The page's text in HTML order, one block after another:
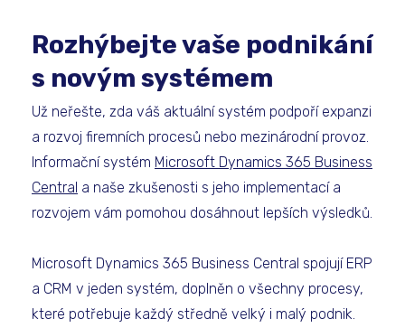
Rozhýbejte vaše podnikání
s novým systémem
Už neřešte, zda váš aktuální systém podpoří expanzi
a rozvoj firemních procesů nebo mezinárodní provoz.
Informační systém Microsoft Dynamics 365 Business
Central a naše zkušenosti s jeho implementací a
rozvojem vám pomohou dosáhnout lepších výsledků.
Microsoft Dynamics 365 Business Central spojují ERP
a CRM v jeden systém, doplněn o všechny procesy,
které potřebuje každý středně velký i malý podnik.